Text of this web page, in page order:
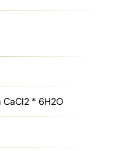
CaCl2 * 6H2O